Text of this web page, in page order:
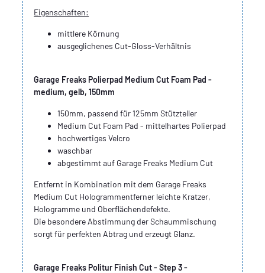
Eigenschaften:
mittlere Körnung
ausgeglichenes Cut-Gloss-Verhältnis
Garage Freaks Polierpad Medium Cut Foam Pad -
medium, gelb, 150mm
150mm, passend für 125mm Stützteller
Medium Cut Foam Pad - mittelhartes Polierpad
hochwertiges Velcro
waschbar
abgestimmt auf Garage Freaks Medium Cut
Entfernt in Kombination mit dem Garage Freaks
Medium Cut Hologrammentferner leichte Kratzer,
Hologramme und Oberflächendefekte.
Die besondere Abstimmung der Schaummischung
sorgt für perfekten Abtrag und erzeugt Glanz.
Garage Freaks Politur Finish Cut - Step 3 -